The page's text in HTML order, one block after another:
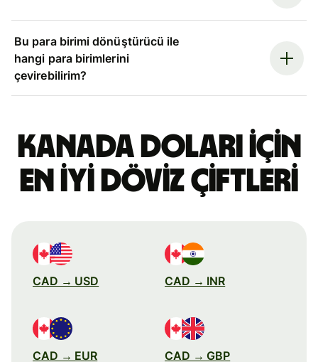
Bu para birimi dönüştürücü ile
hangi para birimlerini
çevirebilirim?
Kanada doları için
en iyi döviz çiftleri
CAD → USD CAD → INR
CAD → EUR CAD → GBP